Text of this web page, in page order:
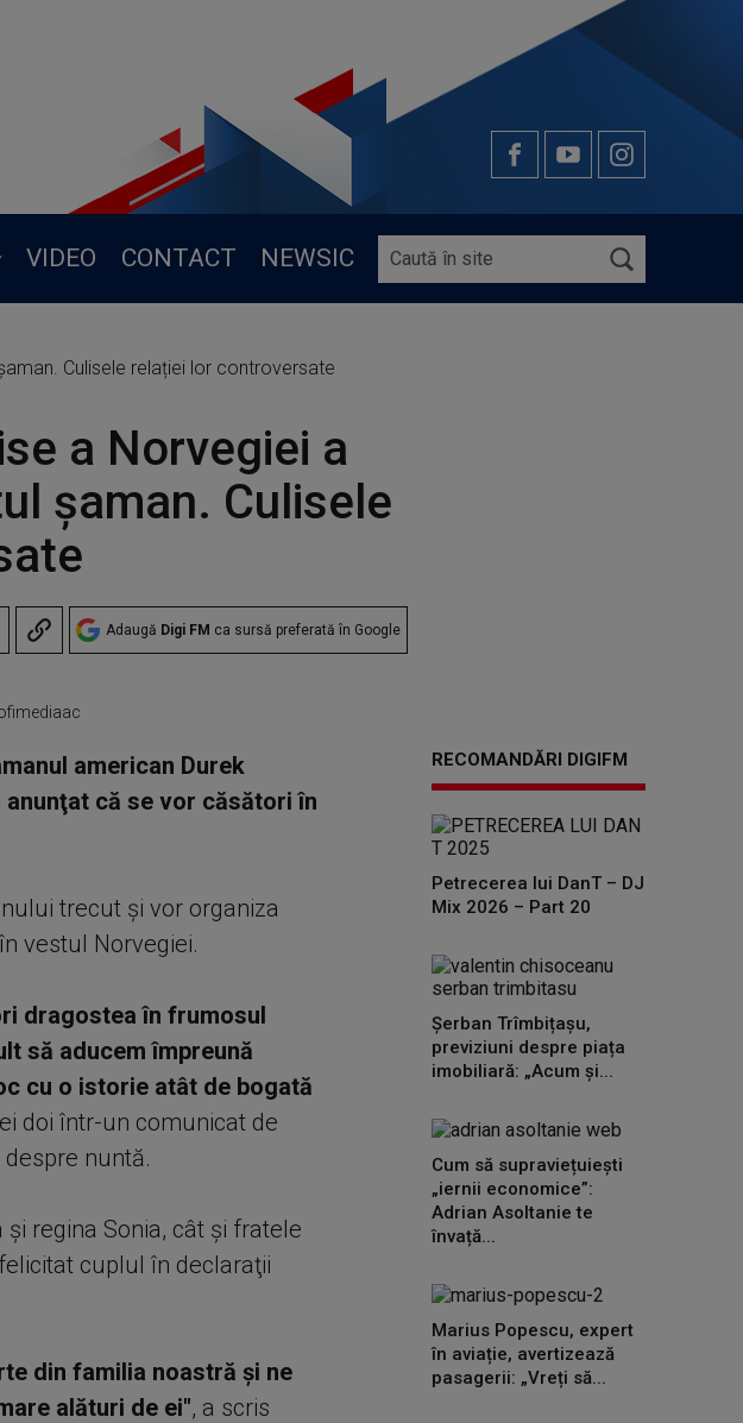
VIDEO CONTACT NEWSIC
Culisele relației lor controversate
a Norvegiei a
șaman. Culisele
Adaugă Digi FM ca sursă preferată în Google
american Durek
că se vor căsători în
trecut şi vor organiza
vestul Norvegiei.
dragostea în frumosul
să aducem împreună
cu o istorie atât de bogată
doi într-un comunicat de
nuntă.
regina Sonia, cât şi fratele
cuplul în declaraţii
din familia noastră şi ne
alături de ei", a scris
RECOMANDĂRI DIGIFM
Petrecerea lui DanT – DJ
Mix 2026 – Part 20
Șerban Trîmbițașu,
previziuni despre piața
imobiliară: „Acum și...
Cum să supraviețuiești
„iernii economice”:
Adrian Asoltanie te
învață...
Marius Popescu, expert
în aviație, avertizează
pasagerii: „Vreți să...